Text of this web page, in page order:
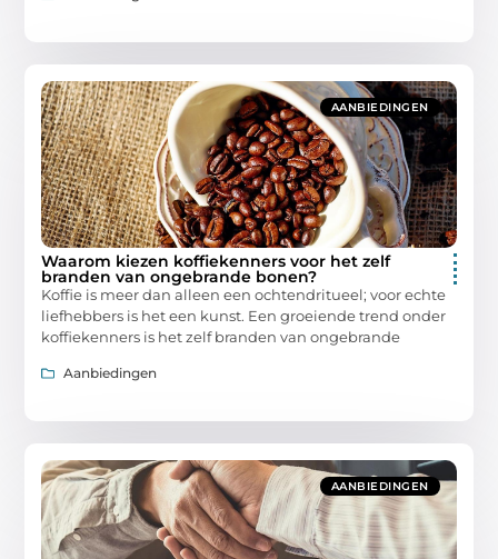
AANBIEDINGEN
Waarom kiezen koffiekenners voor het zelf
branden van ongebrande bonen?
Koffie is meer dan alleen een ochtendritueel; voor echte
liefhebbers is het een kunst. Een groeiende trend onder
koffiekenners is het zelf branden van ongebrande
Aanbiedingen
AANBIEDINGEN